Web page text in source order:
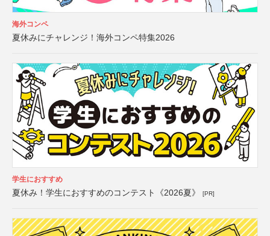
海外コンペ
夏休みにチャレンジ！海外コンペ特集2026
学生におすすめ
夏休み！学生におすすめのコンテスト《2026夏》 [PR]